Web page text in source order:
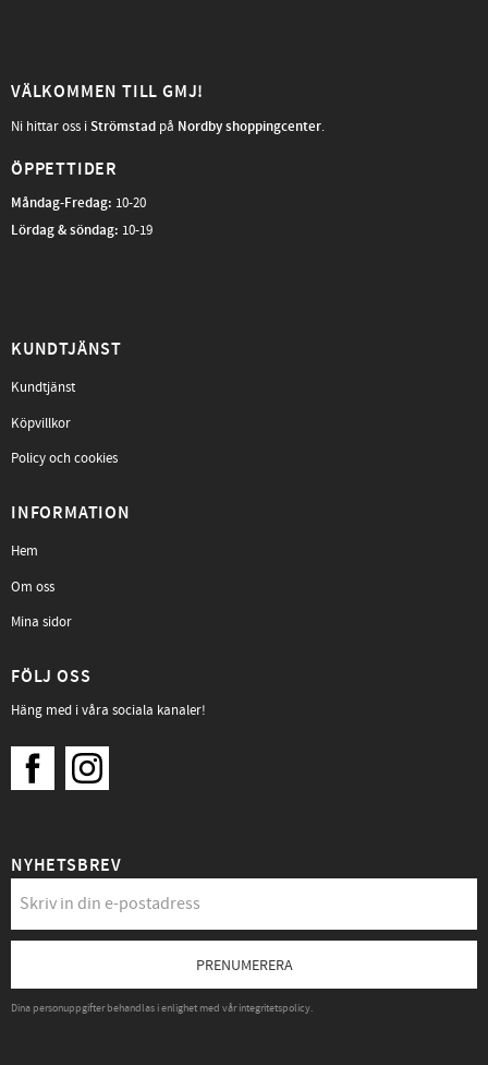
VÄLKOMMEN TILL GMJ!
Ni hittar oss iStrömstad på Nordby shoppingcenter.
ÖPPETTIDER
Måndag-Fredag: 10-20
Lördag & söndag: 10-19
KUNDTJÄNST
Kundtjänst
Köpvillkor
Policy och cookies
INFORMATION
Hem
Om oss
Mina sidor
FÖLJ OSS
Häng med i våra sociala kanaler!
NYHETSBREV
PRENUMERERA
Dina personuppgifter behandlas i enlighet med vårintegritetspolicy.